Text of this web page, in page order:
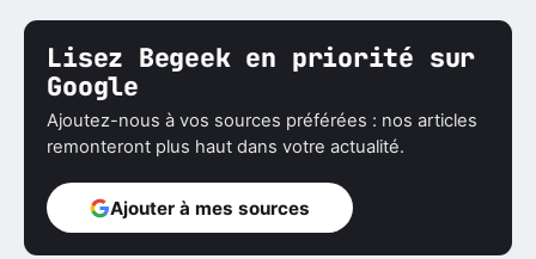
Lisez Begeek en priorité sur
Google
Ajoutez-nous à vos sources préférées : nos articles
remonteront plus haut dans votre actualité.
Ajouter à mes sources